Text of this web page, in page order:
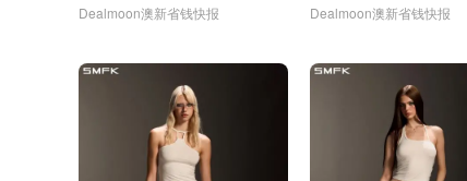
Dealmoon澳新省钱快报 Dealmoon澳新省钱快报